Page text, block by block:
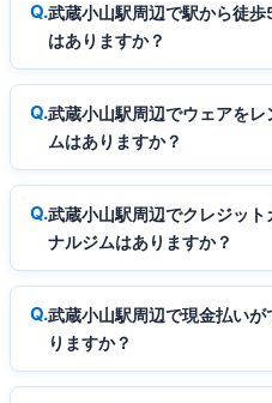
武蔵小山駅周辺で駅から徒
はありますか？
武蔵小山駅周辺でウェアを
ムはありますか？
武蔵小山駅周辺でクレジッ
ナルジムはありますか？
武蔵小山駅周辺で現金払い
りますか？